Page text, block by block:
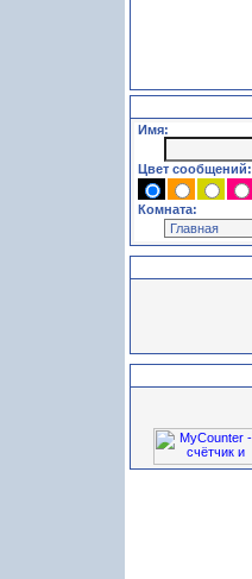
Имя:
Цвет сообщений:
Комната: